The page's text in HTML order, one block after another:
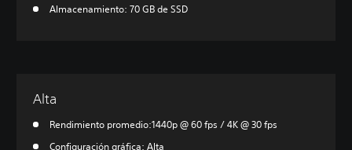
Almacenamiento: 70 GB de SSD
Alta
Rendimiento promedio:1440p @ 60 fps / 4K @ 30 fps
Configuración gráfica: Alta